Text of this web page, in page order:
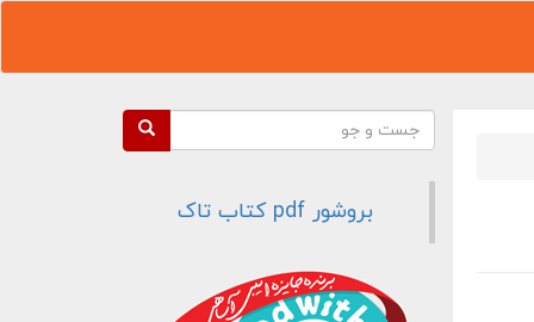
فرم جستجو
بروشور pdf کتاب تاک